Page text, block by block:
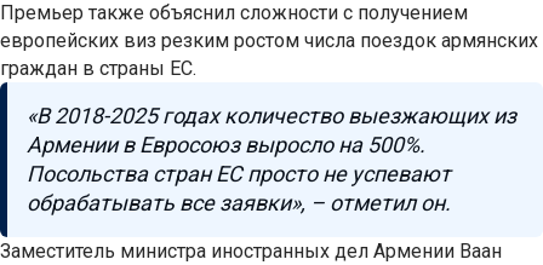
Премьер также объяснил сложности с получением
европейских виз резким ростом числа поездок армянских
граждан в страны ЕС.
«В 2018-2025 годах количество выезжающих из
Армении в Евросоюз выросло на 500%.
Посольства стран ЕС просто не успевают
обрабатывать все заявки», – отметил он.
Заместитель министра иностранных дел Армении Ваан